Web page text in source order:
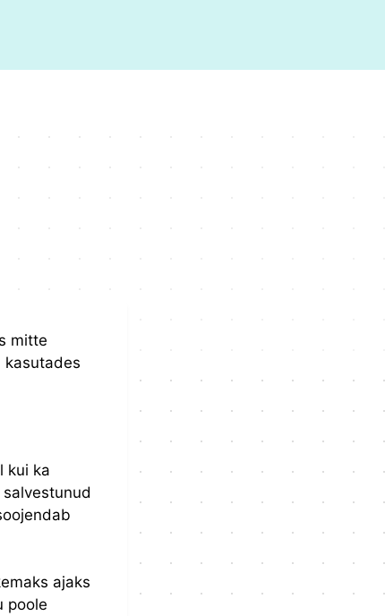
mitte
kasutades
kui ka
ajaks
poole